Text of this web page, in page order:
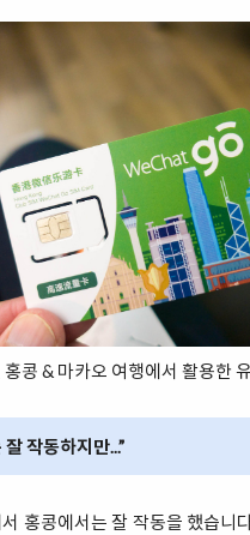
콩 & 마카오 여행에서 활용한
작동하지만...”
홍콩에서는 잘 작동을 했습니